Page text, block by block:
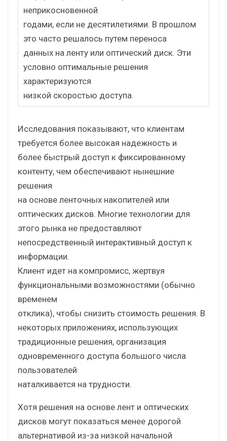
неприкосновенной
годами, если не десятилетиями. В прошлом
это часто решалось путем переноса
данных на ленту или оптический диск. Эти
условно оптимальные решения
характеризуются
низкой скоростью доступа.
Исследования показывают, что клиентам
требуется более высокая надежность и
более быстрый доступ к фиксированному
контенту, чем обеспечивают нынешние
решения
на основе ленточных накопителей или
оптических дисков. Многие технологии для
этого рынка не предоставляют
непосредственный интерактивный доступ к
информации.
Клиент идет на компромисс, жертвуя
функциональными возможностями (обычно
временем
отклика), чтобы снизить стоимость решения. В
некоторых приложениях, использующих
традиционные решения, организация
одновременного доступа большого числа
пользователей
наталкивается на трудности.
Хотя решения на основе лент и оптических
дисков могут показаться менее дорогой
альтернативой из-за низкой начальной